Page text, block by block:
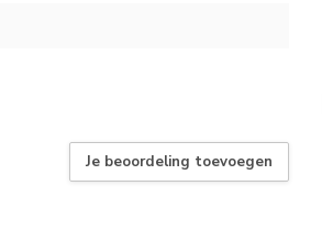
Je beoordeling toevoegen